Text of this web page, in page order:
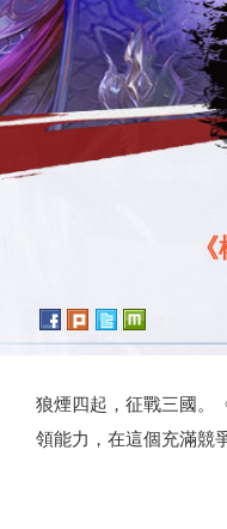
狼煙四起，征戰三國。
領能力，在這個充滿競